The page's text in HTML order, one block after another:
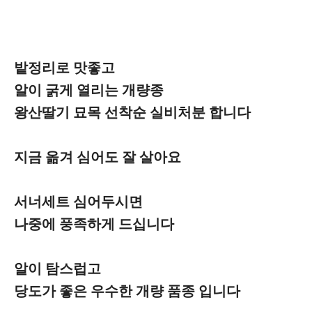
밭정리로 맛좋고
알이 굵게 열리는 개량종
왕산딸기 묘목 선착순 실비처분 합니다
지금 옮겨 심어도 잘 살아요
서너세트 심어두시면
나중에 풍족하게 드십니다
알이 탐스럽고
당도가 좋은 우수한 개량 품종 입니다